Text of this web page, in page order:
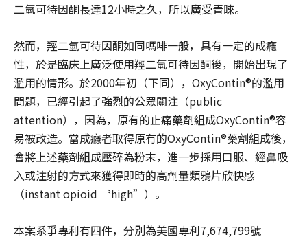
二氫可待因酮長達12小時之久，所以廣受青睞。
然而，羥二氫可待因酮如同嗎啡一般，具有一定的成癮
性，於是臨床上廣泛使用羥二氫可待因酮後，開始出現了
濫用的情形。於2000年初（下同），OxyContin®的濫用
問題，已經引起了強烈的公眾關注（public
attention），因為，原有的止痛藥劑組成OxyContin®容
易被改造。當成癮者取得原有的OxyContin®藥劑組成後，
會將上述藥劑組成壓碎為粉末，進一步採用口服、經鼻吸
入或注射的方式來獲得即時的高劑量類鴉片欣快感
（instant opioid 〝high”）。
本案系爭專利有四件，分別為美國專利7,674,799號